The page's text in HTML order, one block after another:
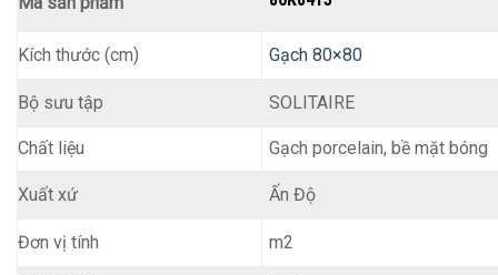
Kích thước (cm) Gạch 80×80
Bộ sưu tập SOLITAIRE
Chất liệu Gạch porcelain, bề mặt bóng
Xuất xứ Ấn Độ
Đơn vị tính m2